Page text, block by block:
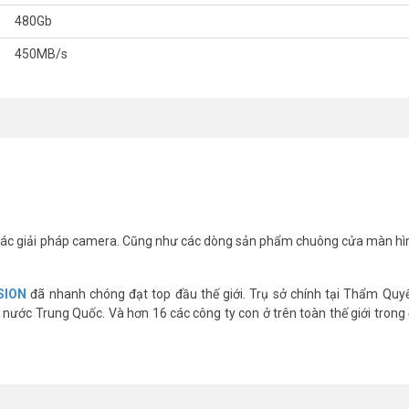
cấp cho bạn dung lượng lưu trữ cao hơn với hiệu suất và độ tin cậy
HIKVISION HS-ESSD-T200N(STD)/480G/
tính xách tay.
trở lên.
480Gb
450MB/s
giải pháp camera. Cũng như các dòng sản phẩm chuông cửa màn
đã nhanh chóng đạt top đầu thế giới. Trụ sở chính tại Thẩm
Trung Quốc. Và hơn 16 các công ty con ở trên toàn thế giới trong